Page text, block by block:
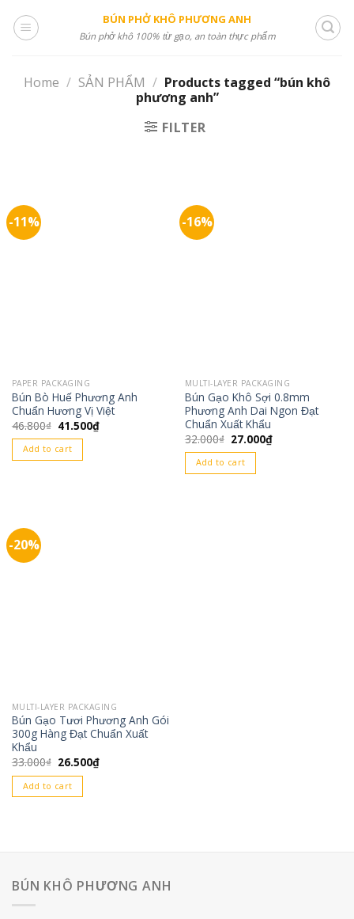
BÚN PHỞ KHÔ PHƯƠNG ANH
Bún phở khô 100% từ gạo, an toàn thực phẩm
Home / SẢN PHẨM / Products tagged “bún khô
phương anh”
FILTER
-11%
PAPER PACKAGING
Bún Bò Huế Phương Anh
Chuẩn Hương Vị Việt
46.800₫ Original
price
was:
46.800₫.
41.500₫Current
price
Add to cart
-16%
MULTI-LAYER PACKAGING
Bún Gạo Khô Sợi 0.8mm
Phương Anh Dai Ngon Đạt
Chuẩn Xuất Khẩu
32.000₫ Original
price
was:
32.000₫.
27.000₫Current
price
Add to cart
-20%
MULTI-LAYER PACKAGING
Bún Gạo Tươi Phương Anh Gói
300g Hàng Đạt Chuẩn Xuất
Khẩu
33.000₫ Original
price
was:
33.000₫.
26.500₫Current
price
Add to cart
BÚN KHÔ PHƯƠNG ANH